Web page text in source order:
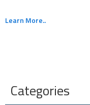
Learn More..
Categories